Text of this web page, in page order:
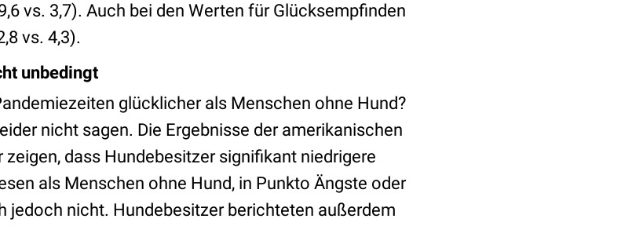
vs. 3,7). Auch bei den Werten für Glücksempfinden
vs. 4,3).
unbedingt
glücklicher als Menschen ohne Hund?
nicht sagen. Die Ergebnisse der amerikanischen
dass Hundebesitzer signifikant niedrigere
als Menschen ohne Hund, in Punkto Ängste oder
jedoch nicht. Hundebesitzer berichteten außerdem